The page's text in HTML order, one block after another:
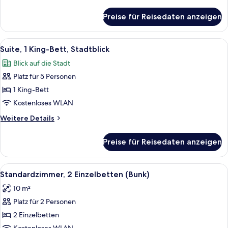
Zimmer,
1 King-
Bett
Preise für Reisedaten anzeigen
Alle
Fotos
für
Suite,
1 King-
Bett,
Stadtblick
anzeigen
Ein modernes Schlafzimmer mit
7
Suite, 1 King-Bett, Stadtblick
Blick auf die Stadt
Platz für 5 Personen
1 King-Bett
Kostenloses WLAN
Weitere Details
Weitere
1 King-
Bett,
Stadtblick
Preise für Reisedaten anzeigen
Alle
Fotos
für
Standardzimmer,
2 Einzelbetten
Ein Schlafraum mit Etagenbetten,
5
Standardzimmer, 2 Einzelbetten (Bunk)
10 m²
Platz für 2 Personen
2 Einzelbetten